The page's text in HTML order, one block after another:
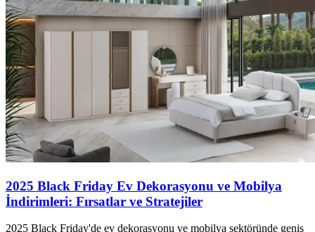
2025 Black Friday Ev Dekorasyonu ve Mobilya
İndirimleri: Fırsatlar ve Stratejiler
2025 Black Friday'de ev dekorasyonu ve mobilya sektöründe geniş